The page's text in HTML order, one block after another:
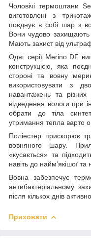
Чоловічі термоштани
виготовлені з
поєднує в собі шар з
Вони чудово захищають
Мають захист від
Одяг серії Merino DF
конструкцією, яка
стороні та вовну
використовувати з
навантажень та
відведення вологи при
обрати до тіла
утримання тепла варто
Поліестер прискорює
вовняного шару.
«кусається» та
навіть до найм’якішої
Вовна забезпечує
антибактеріальному
після кількох днів
Приховати